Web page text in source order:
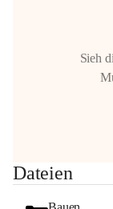
anrainer-
Bei Fragen,
Die OMV wird im
Sieh
Dateien